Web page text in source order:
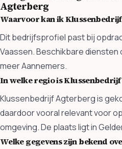
Agterberg
Waarvoor kan ik
Dit bedrijfsprofiel past bij
Vaassen. Beschikbare
meer Aannemers.
In welke regio is
Klussenbedrijf Agterberg is
daardoor vooral relevant voor
omgeving. De plaats ligt in
Welke gegevens zijn bekend